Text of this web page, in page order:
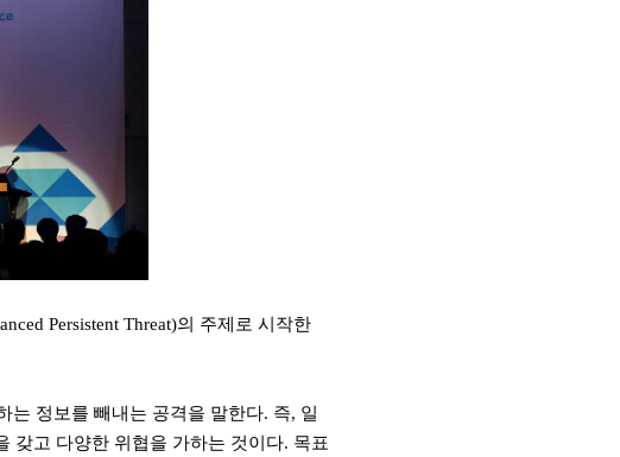
Persistent Threat)의 주제로 시작한
는 정보를 빼내는 공격을 말한다. 즉, 일
갖고 다양한 위협을 가하는 것이다. 목표